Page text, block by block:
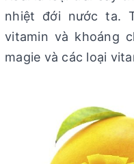
nhiệt đới nước ta.
vitamin và khoáng
magie và các loại